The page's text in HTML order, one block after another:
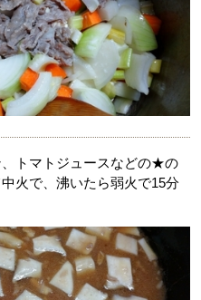
、トマトジュースなどの★の
火で、沸いたら弱火で15分